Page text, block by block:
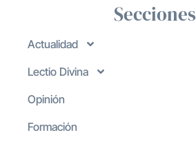
Secciones
Actualidad
Lectio Divina
Opinión
Formación